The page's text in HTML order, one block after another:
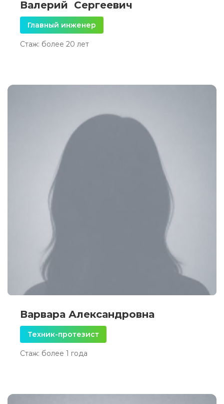
Валерий Сергеевич
Главный инженер
Стаж: более 20 лет
Варвара Александровна
Техник-протезист
Стаж: более 1 года